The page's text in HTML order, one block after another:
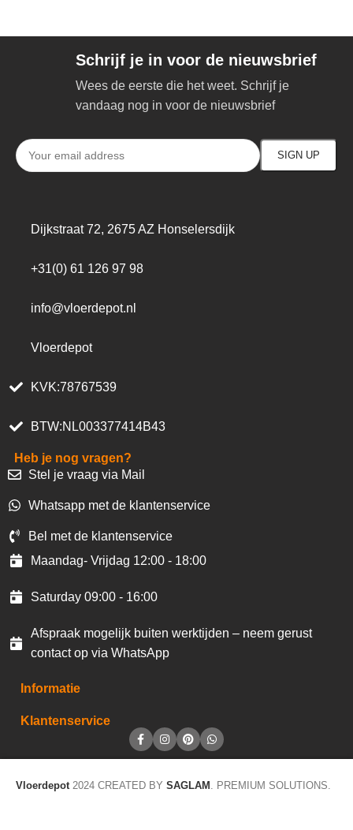
Schrijf je in voor de nieuwsbrief
Wees de eerste die het weet. Schrijf je
vandaag nog in voor de nieuwsbrief
Dijkstraat 72, 2675 AZ Honselersdijk
+31(0) 61 126 97 98
info@vloerdepot.nl
Vloerdepot
KVK:78767539
BTW:NL003377414B43
Heb je nog vragen?
Stel je vraag via Mail
Whatsapp met de klantenservice
Bel met de klantenservice
Maandag- Vrijdag 12:00 - 18:00
Saturday 09:00 - 16:00
Afspraak mogelijk buiten werktijden – neem gerust
contact op via WhatsApp
Informatie
Klantenservice
Vloerdepot 2024 CREATED BY SAGLAM . PREMIUM SOLUTIONS.